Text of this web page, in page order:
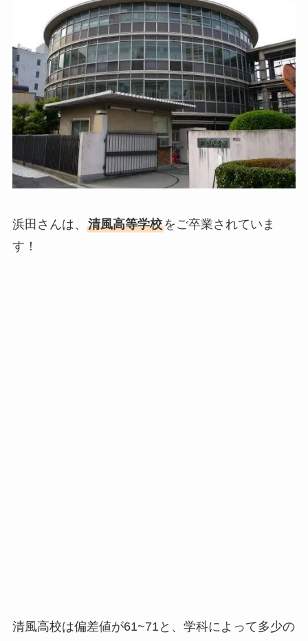
浜田さんは、 清風高等学校をご卒業されていま
す！
清風高校は偏差値が61~71と、学科によって多少の